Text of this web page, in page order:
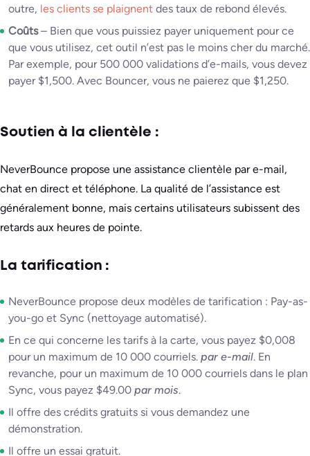
outre, les clients se plaignent des taux de rebond élevés.
Coûts– Bien que vous puissiez payer uniquement pour ce
que vous utilisez, cet outil n’est pas le moins cher du marché.
Par exemple, pour 500 000 validations d’e-mails, vous devez
payer $1,500. Avec Bouncer, vous ne paierez que $1,250.
Soutien à la clientèle :
NeverBounce propose une assistance clientèle par e-mail,
chat en direct et téléphone. La qualité de l’assistance est
généralement bonne, mais certains utilisateurs subissent des
retards aux heures de pointe.
La tarification :
NeverBounce propose deux modèles de tarification : Pay-as-
you-go et Sync (nettoyage automatisé).
En ce qui concerne les tarifs à la carte, vous payez $0,008
pour un maximum de 10 000 courriels. par e-mail. En
revanche, pour un maximum de 10 000 courriels dans le plan
Sync, vous payez $49.00 par mois.
Il offre des crédits gratuits si vous demandez une
démonstration.
Il offre un essai gratuit.